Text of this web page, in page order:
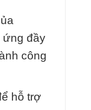
ứng đầy
công
hỗ trợ